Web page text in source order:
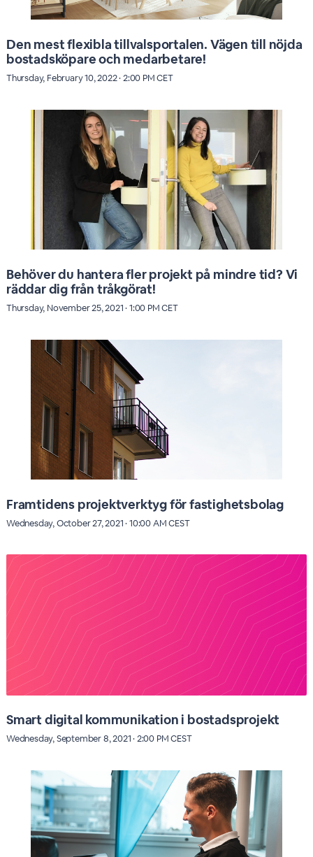
Den mest flexibla tillvalsportalen. Vägen till nöjda
bostadsköpare och medarbetare!
Thursday, February 10, 2022 · 2:00 PM CET
Behöver du hantera fler projekt på mindre tid? Vi
räddar dig från tråkgörat!
Thursday, November 25, 2021 · 1:00 PM CET
Framtidens projektverktyg för fastighetsbolag
Wednesday, October 27, 2021 · 10:00 AM CEST
Smart digital kommunikation i bostadsprojekt
Wednesday, September 8, 2021 · 2:00 PM CEST